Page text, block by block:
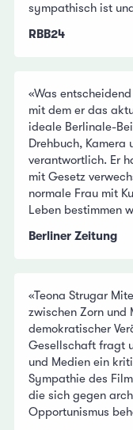
sympathisch ist
RBB24
«Was
mit dem er das
ideale Berlinale-
Drehbuch, Kamera
verantwortlich. Er
mit Gesetz
normale Frau mit
Leben bestimmen
Berliner Zeitung
«Teona Strugar
zwischen Zorn und
demokratischer
Gesellschaft fragt
und Medien ein
Sympathie des
die sich gegen
Opportunismus